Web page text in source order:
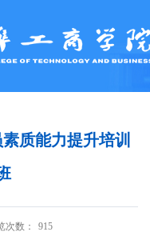
质能力提升培训
次数： 915